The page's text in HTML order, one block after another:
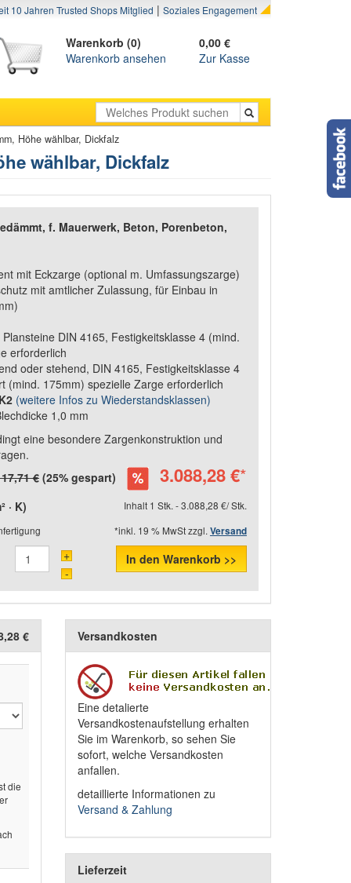
10 Jahren Trusted Shops Mitglied | Soziales Engagement
Warenkorb (0)
0,00 €
Warenkorb ansehen
Zur Kasse
Höhe wählbar, Dickfalz
wählbar, Dickfalz
f. Mauerwerk, Beton, Porenbeton,
mit Eckzarge (optional m. Umfassungszarge)
mit amtlicher Zulassung, für Einbau in
DIN 4165, Festigkeitsklasse 4 (mind.
erforderlich
oder stehend, DIN 4165, Festigkeitsklasse 4
(mind. 175mm) spezielle Zarge erforderlich
(weitere Infos zu Wiederstandsklassen)
1,0 mm
eine besondere Zargenkonstruktion und
€(25% gespart) 3.088,28 €*
· K)
Inhalt 1 Stk. - 3.088,28 €/ Stk.
*inkl. 19 % MwSt zzgl.Versand
+
-
In den Warenkorb >>
€
die
Versandkosten
Eine detalierte
Versandkostenaufstellung erhalten
Sie im Warenkorb, so sehen Sie
sofort, welche Versandkosten
anfallen.
detaillierte Informationen zu
Versand & Zahlung
Lieferzeit